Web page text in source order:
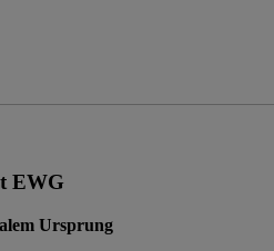
EWG
Ursprung